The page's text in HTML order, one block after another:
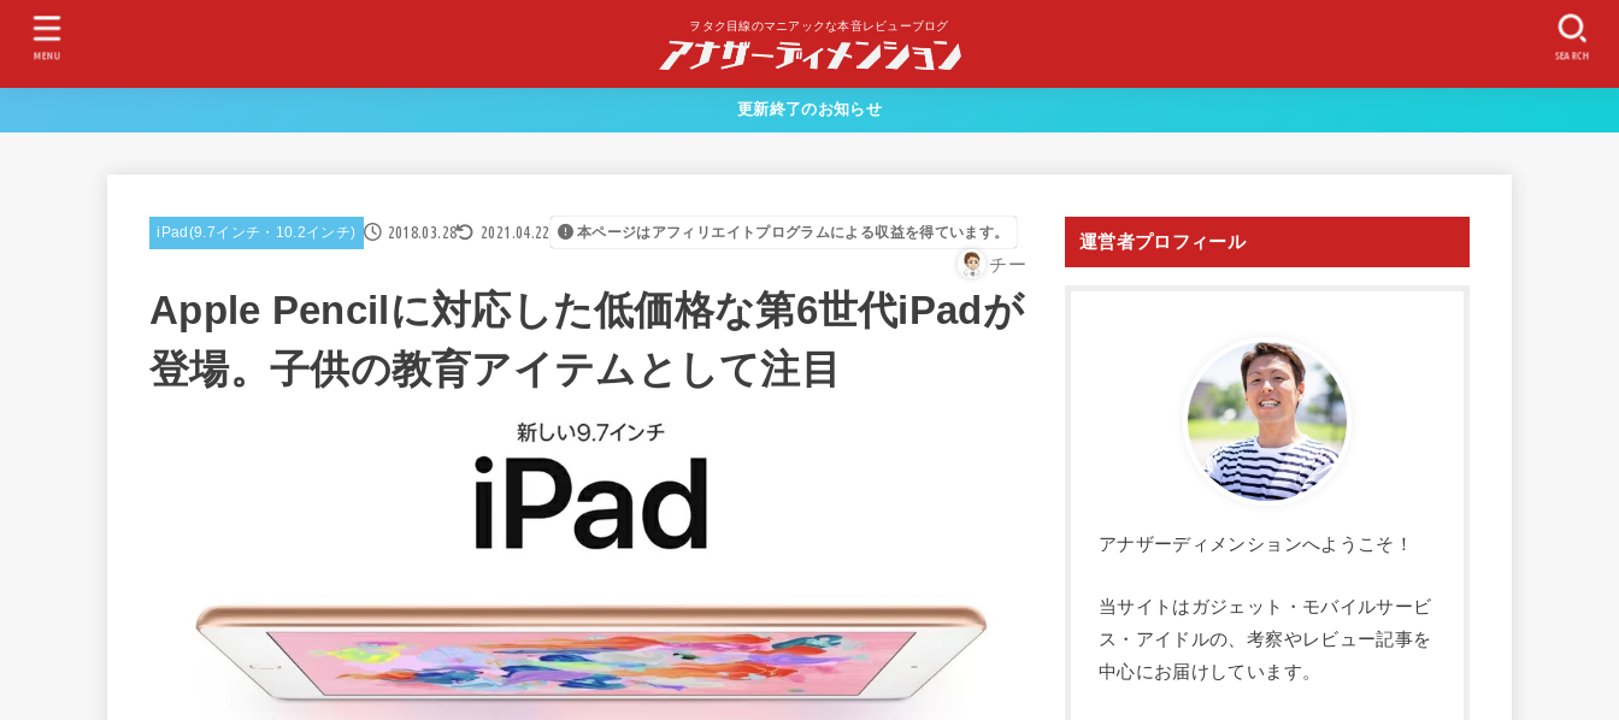
ヲタク目線のマニアックな本音レビューブログ
SEARCH
MENU
更新終了のお知らせ
iPad(9.7インチ・10.2インチ) 2018.03.28 2021.04.22 本ページはアフィリエイトプログラムによる収益を得ています。
チー
Apple Pencilに対応した低価格な第6世代iPadが
登場。子供の教育アイテムとして注目
運営者プロフィール
アナザーディメンションへようこそ！
当サイトはガジェット・モバイルサービ
ス・アイドルの、考察やレビュー記事を
中心にお届けしています。